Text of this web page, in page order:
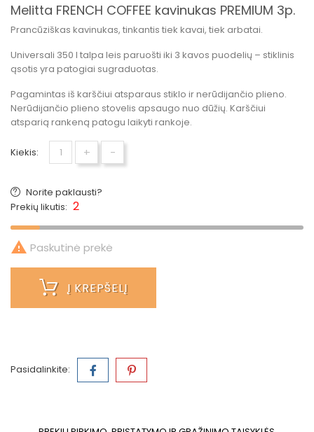
Melitta FRENCH COFFEE kavinukas PREMIUM 3p.
Prancūziškas kavinukas, tinkantis tiek kavai, tiek arbatai.
Universali 350 l talpa leis paruošti iki 3 kavos puodelių – stiklinis
ąsotis yra patogiai sugraduotas.
Pagamintas iš karščiui atsparaus stiklo ir nerūdijančio plieno.
Nerūdijančio plieno stovelis apsaugo nuo dūžių. Karščiui
atsparią rankeną patogu laikyti rankoje.
Kiekis: + -
Norite paklausti?
Prekių likutis: 2
 Paskutinė prekė
Į KREPŠELĮ
Pasidalinkite: